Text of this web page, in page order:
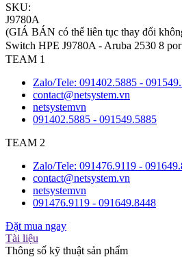
SKU:
J9780A
(GIÁ BÁN có thể liên tục thay đổi
Switch HPE J9780A - Aruba 2530 8
TEAM 1
Zalo/Tele: 091402.5885 -
contact@netsystem.vn
netsystemvn
091402.5885 - 091549.5885
TEAM 2
Zalo/Tele: 091476.9119 -
contact@netsystem.vn
netsystemvn
091476.9119 - 091649.8448
Đặt mua ngay
Tài liệu
Thông số kỹ thuật sản phẩm